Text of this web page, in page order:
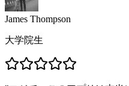
James Thompson
大学院生